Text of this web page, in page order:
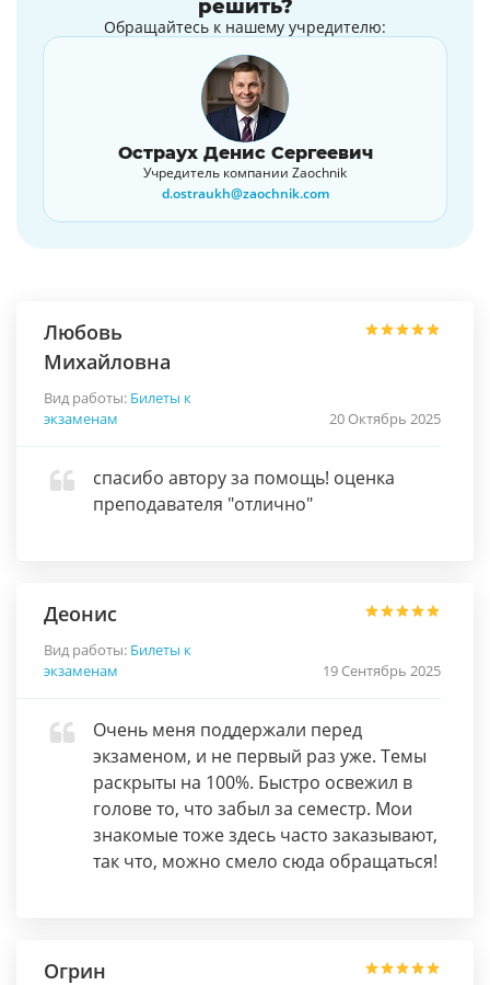
решить?
Обращайтесь к нашему учредителю:
Остраух Денис Сергеевич
Учредитель компании Zaochnik
d.ostraukh@zaochnik.com
Любовь
Михайловна
Вид работы: Билеты к
экзаменам
20 Октябрь 2025
спасибо автору за помощь! оценка
преподавателя "отлично"
Деонис
Вид работы: Билеты к
экзаменам
19 Сентябрь 2025
Очень меня поддержали перед
экзаменом, и не первый раз уже. Темы
раскрыты на 100%. Быстро освежил в
голове то, что забыл за семестр. Мои
знакомые тоже здесь часто заказывают,
так что, можно смело сюда обращаться!
Огрин